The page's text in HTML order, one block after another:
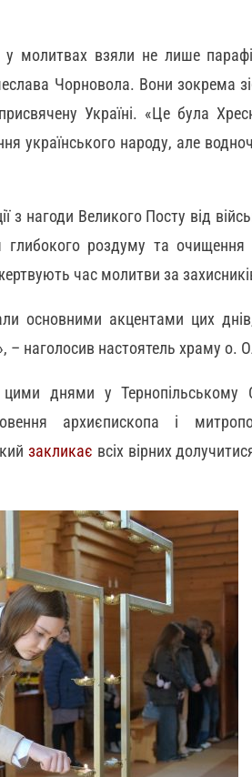
молитвах взяли не лише
Чорновола. Вони зокрема
Україні. «Це була
українського народу, але
нагоди Великого Посту від
роздуму та очищення
час молитви за
основними акцентами цих
– наголосив настоятель храму о.
днями у Тернопільському
архиєпископа і
закликає всіх вірних